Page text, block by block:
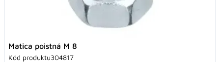
Matica poistná M 8
Kód produktu304817